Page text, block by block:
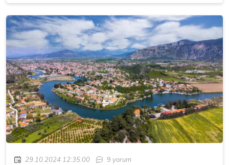
29.10.2024 12:35:00 9 yorum